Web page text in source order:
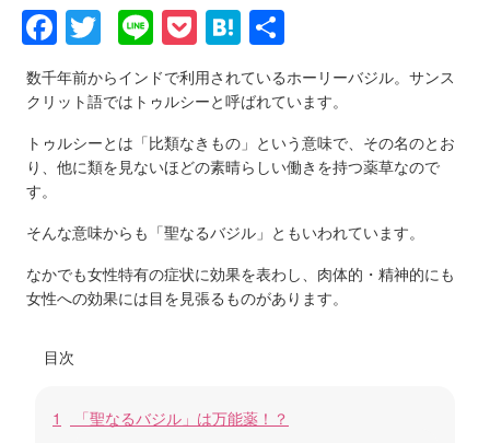
F
a
c
e
b
o
k
T
wi
tt
er
Li
n
e
P
o
ck
et
H
at
e
n
a
有
数千年前からインドで利用されているホーリーバジル。サンス
クリット語ではトゥルシーと呼ばれています。
トゥルシーとは「比類なきもの」という意味で、その名のとお
り、他に類を見ないほどの素晴らしい働きを持つ薬草なので
す。
そんな意味からも「聖なるバジル」ともいわれています。
なかでも女性特有の症状に効果を表わし、肉体的・精神的にも
女性への効果には目を見張るものがあります。
目次
1
「聖なるバジル」は万能薬！？